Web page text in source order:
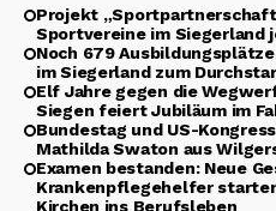
Projekt
Sportvereine im Siegerland
Noch 679
im Siegerland zum
Elf Jahre gegen die
Siegen feiert Jubiläum im
Bundestag und US-
Mathilda Swaton aus
Examen bestanden: Neue
Krankenpflegehelfer
Kirchen ins Berufsleben